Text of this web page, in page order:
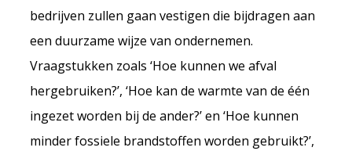
bedrijven zullen gaan vestigen die bijdragen aan
een duurzame wijze van ondernemen.
Vraagstukken zoals ‘Hoe kunnen we afval
hergebruiken?’, ‘Hoe kan de warmte van de één
ingezet worden bij de ander?’ en ‘Hoe kunnen
minder fossiele brandstoffen worden gebruikt?’,